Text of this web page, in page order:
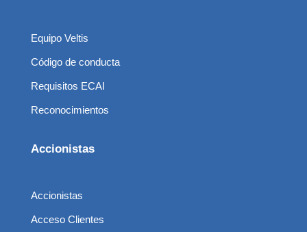
Equipo Veltis
Código de conducta
Requisitos ECAI
Reconocimientos
Accionistas
Accionistas
Acceso Clientes